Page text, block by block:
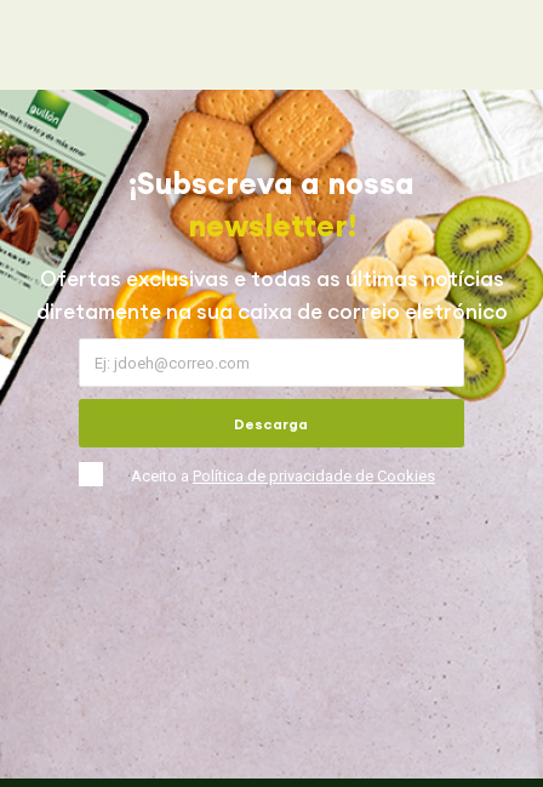
¡Subscreva a nossa
newsletter!
Ofertas exclusivas e todas as últimas notícias
diretamente na sua caixa de correio eletrónico
Aceito a Política de privacidade de Cookies
Descarga